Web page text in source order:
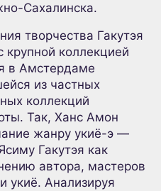
Сахалинска.
творчества Гакутэя
крупной коллекцией
в Амстердаме
из частных
коллекций
Так, Ханс Амон
жанру укиё-э —
Гакутэя как
автора, мастеров
укиё. Анализируя